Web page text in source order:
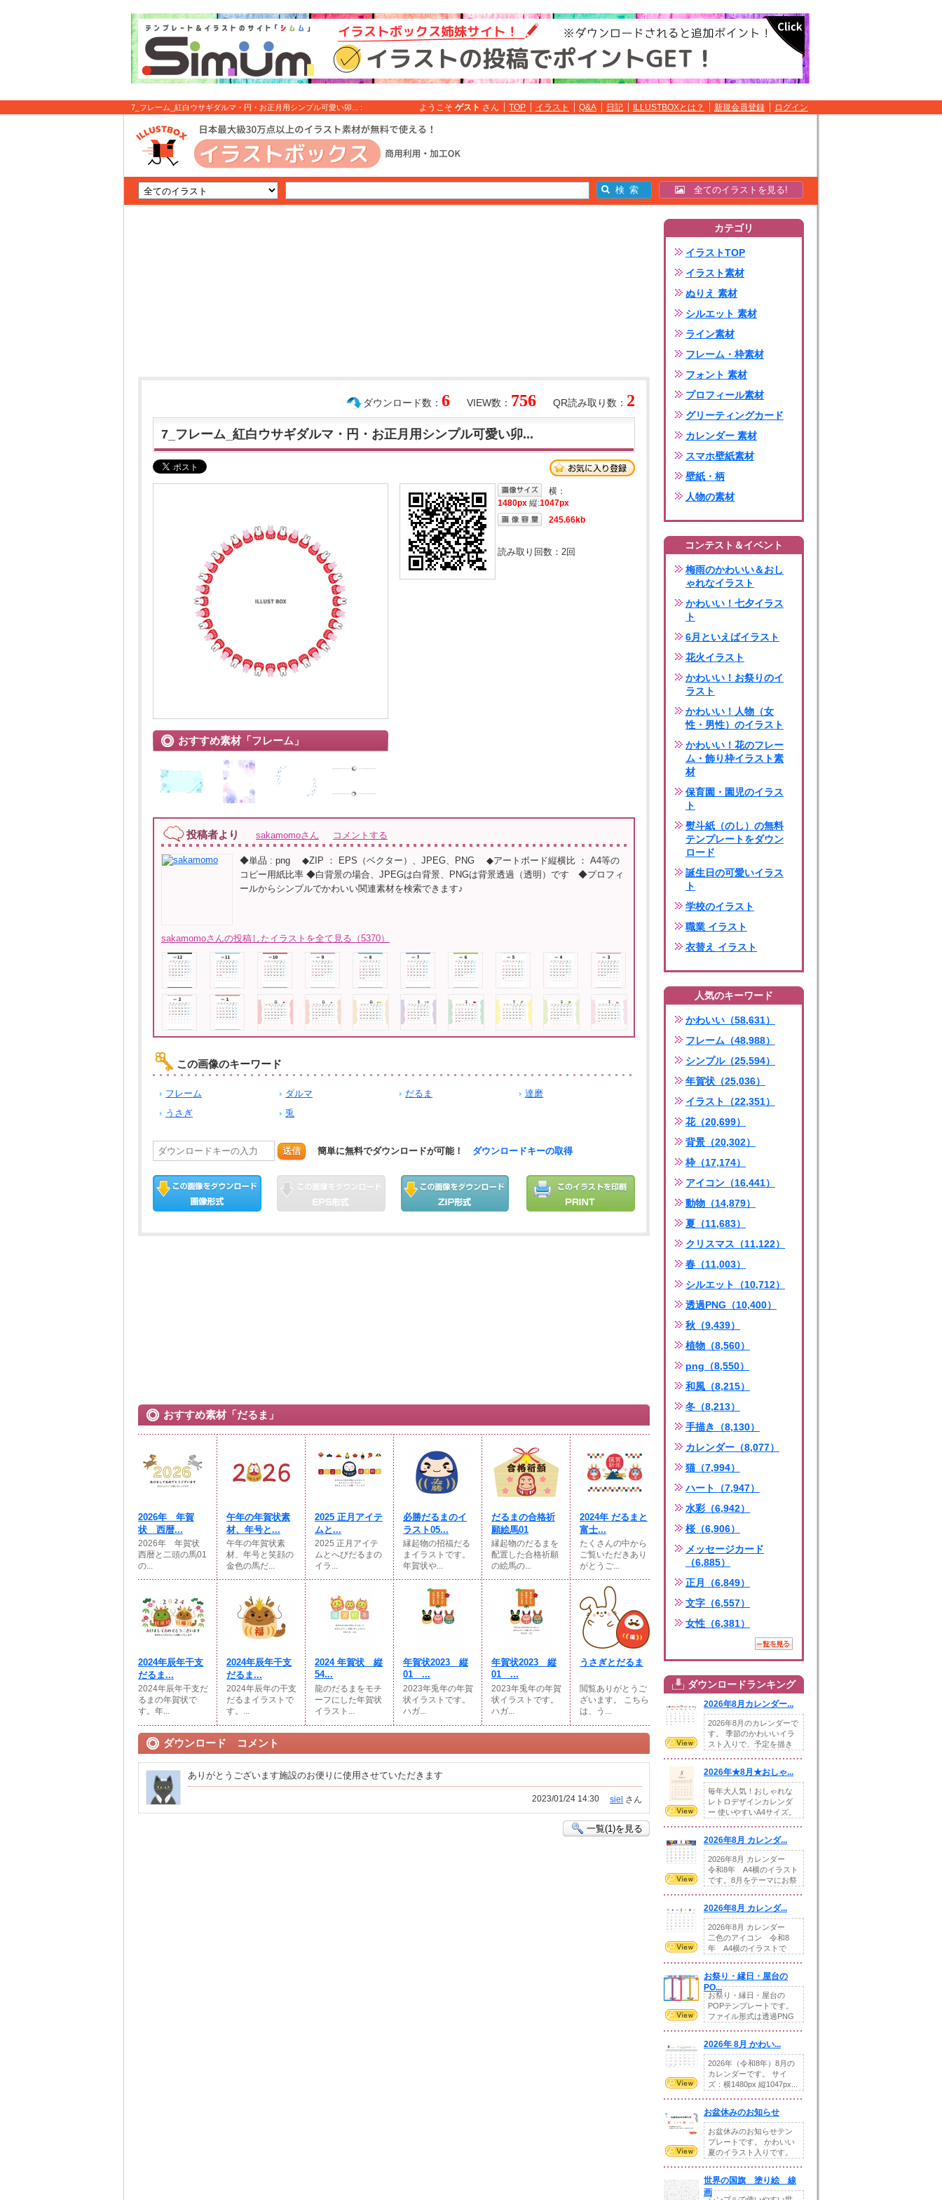
7_フレーム_紅白ウサギダルマ・円・お正月用シンプル可愛い卯... :
ようこそ ゲスト さん TOP イラスト Q&A 日記 ILLUSTBOXとは？ 新規会員登録 ログイン
全てのイラストを見る!
QR読み取り数： 2
VIEW数： 756
ダウンロード数： 6
7_フレーム_紅白ウサギダルマ・円・お正月用シンプル可愛い卯...
おすすめ素材「フレーム」
横：
1480px 縦:1047px
245.66kb
読み取り回数： 2回
投稿者より sakamomoさん コメントする
◆単品 : png ◆ZIP ： EPS（ベクター）、JPEG、PNG ◆アートボード縦横比 ： A4等の
コピー用紙比率 ◆白背景の場合、JPEGは白背景、PNGは背景透過（透明）です ◆プロフィ
ールからシンプルでかわいい関連素材を検索できます♪
sakamomoさんの投稿したイラストを全て見る（5370）
この画像のキーワード
フレーム ダルマ だるま
達磨
うさぎ
兎
送信 簡単に無料でダウンロードが可能！ ダウンロードキーの取得
おすすめ素材「だるま」
2026年 年賀
状 西暦...
2026年 年賀状
西暦と二頭の馬01
の...
午年の年賀状素
材、年号と...
午年の年賀状素
材、年号と笑顔の
金色の馬だ...
2025 正月アイテ
ムと...
2025 正月アイテ
ムとへびだるまの
イラ...
必勝だるまのイ
ラスト05...
縁起物の招福だる
まイラストです。
年賀状や...
だるまの合格祈
願絵馬01
縁起物のだるまを
配置した合格祈願
の絵馬の...
2024年 だるまと
富士...
たくさんの中から
ご覧いただきあり
がとうご...
2024年辰年干支
だるま...
2024年辰年干支だ
るまの年賀状で
す。年...
2024年辰年干支
だるま...
2024年辰年の干支
だるまイラストで
す。...
2024 年賀状 縦
54...
龍のだるまをモチ
ーフにした年賀状
イラスト...
年賀状2023 縦
01 ...
2023年兎年の年賀
状イラストです。
ハガ...
年賀状2023 縦
01 ...
2023年兎年の年賀
状イラストです。
ハガ...
うさぎとだるま
閲覧ありがとうご
ざいます。 こちら
は、う...
ダウンロード コメント
ありがとうございます施設のお便りに使用させていただきます
siel さん
2023/01/24 14:30
一覧(1)を見る
カテゴリ
イラストTOP
イラスト素材
ぬりえ 素材
シルエット 素材
ライン素材
フレーム・枠素材
フォント 素材
プロフィール素材
グリーティングカード
カレンダー 素材
スマホ壁紙素材
壁紙・柄
人物の素材
コンテスト＆イベント
梅雨のかわいい＆おし
ゃれなイラスト
かわいい！七夕イラス
ト
6月といえばイラスト
花火イラスト
かわいい！お祭りのイ
ラスト
かわいい！人物（女
性・男性）のイラスト
かわいい！花のフレー
ム・飾り枠イラスト素
材
保育園・園児のイラス
ト
熨斗紙（のし）の無料
テンプレートをダウン
ロード
誕生日の可愛いイラス
ト
学校のイラスト
職業 イラスト
衣替え イラスト
人気のキーワード
かわいい（58,631）
フレーム（48,988）
シンプル（25,594）
年賀状（25,036）
イラスト（22,351）
花（20,699）
背景（20,302）
枠（17,174）
アイコン（16,441）
動物（14,879）
夏（11,683）
クリスマス（11,122）
春（11,003）
シルエット（10,712）
透過PNG（10,400）
秋（9,439）
植物（8,560）
png（8,550）
和風（8,215）
冬（8,213）
手描き（8,130）
カレンダー（8,077）
猫（7,994）
ハート（7,947）
水彩（6,942）
桜（6,906）
メッセージカード
（6,885）
正月（6,849）
文字（6,557）
女性（6,381）
ダウンロードランキング
2026年8月カレンダー...
2026年8月のカレンダーで
す。 季節のかわいいイラ
スト入りで、予定を描き
2026年★8月★おしゃ...
毎年大人気！おしゃれな
レトロデザインカレンダ
ー 使いやすいA4サイズ。
2026年8月 カレンダ...
2026年8月 カレンダー
令和8年 A4横のイラスト
です。8月をテーマにお祭
2026年8月 カレンダ...
2026年8月 カレンダー
二色のアイコン 令和8
年 A4横のイラストで
お祭り・縁日・屋台の
PO...
お祭り・縁日・屋台の
POPテンプレートです。
ファイル形式は透過PNG
2026年 8月 かわい...
2026年（令和8年）8月の
カレンダーです。 サイ
ズ：横1480px 縦1047px...
お盆休みのお知らせ
お盆休みのお知らせテン
プレートです。 かわいい
夏のイラスト入りです。
世界の国旗 塗り絵 線
画